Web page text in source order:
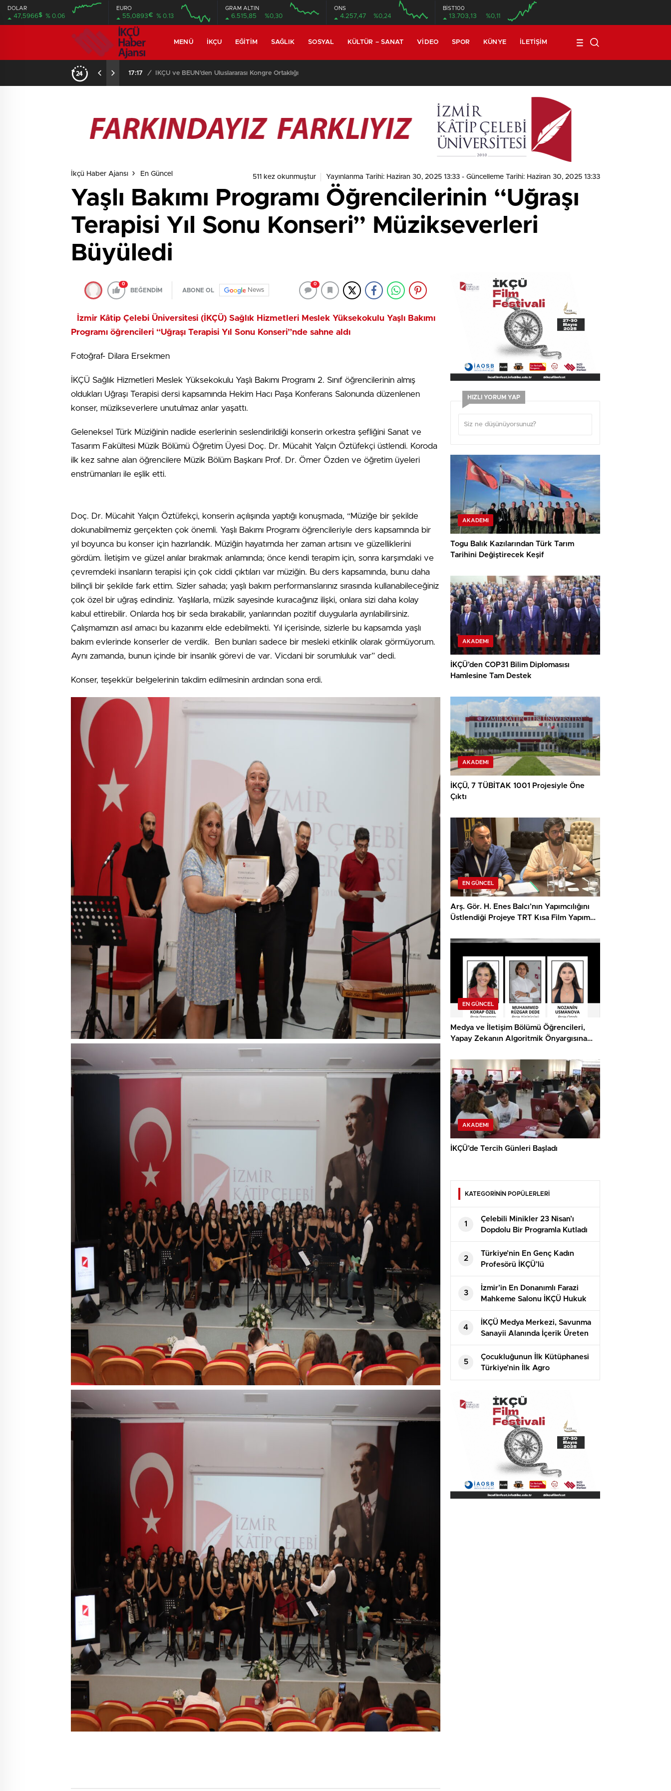
DOLAR
47,5966$ % 0.06
EURO
55,0893€ % 0.13
GRAM ALTIN
6.515,85 %0,30
ONS
4.257,47 %0,24
BİST100
13.703,13 %0,11
MENÜ İKÇU EĞITIM SAĞLIK SOSYAL KÜLTÜR – SANAT VIDEO SPOR KÜNYE İLETIŞIM
17:17 / İKÇÜ ve BEUN’den Uluslararası Kongre Ortaklığı
İkçü Haber Ajansı En Güncel 511 kez okunmuştur Yayınlanma Tarihi: Haziran 30, 2025 13:33 - Güncelleme Tarihi: Haziran 30, 2025 13:33
Yaşlı Bakımı Programı Öğrencilerinin “Uğraşı
Terapisi Yıl Sonu Konseri” Müzikseverleri
Büyüledi
0
BEĞENDİM ABONE OL News
0
İzmir Kâtip Çelebi Üniversitesi (İKÇÜ) Sağlık Hizmetleri Meslek Yüksekokulu Yaşlı Bakımı
Programı öğrencileri “Uğraşı Terapisi Yıl Sonu Konseri”nde sahne aldı
Fotoğraf- Dilara Ersekmen
İKÇÜ Sağlık Hizmetleri Meslek Yüksekokulu Yaşlı Bakımı Programı 2. Sınıf öğrencilerinin almış
oldukları Uğraşı Terapisi dersi kapsamında Hekim Hacı Paşa Konferans Salonunda düzenlenen
konser, müzikseverlere unutulmaz anlar yaşattı.
Geleneksel Türk Müziğinin nadide eserlerinin seslendirildiği konserin orkestra şefliğini Sanat ve
Tasarım Fakültesi Müzik Bölümü Öğretim Üyesi Doç. Dr. Mücahit Yalçın Öztüfekçi üstlendi. Koroda
ilk kez sahne alan öğrencilere Müzik Bölüm Başkanı Prof. Dr. Ömer Özden ve öğretim üyeleri
enstrümanları ile eşlik etti.
Doç. Dr. Mücahit Yalçın Öztüfekçi, konserin açılışında yaptığı konuşmada, “Müziğe bir şekilde
dokunabilmemiz gerçekten çok önemli. Yaşlı Bakımı Programı öğrencileriyle ders kapsamında bir
yıl boyunca bu konser için hazırlandık. Müziğin hayatımda her zaman artısını ve güzelliklerini
gördüm. İletişim ve güzel anılar bırakmak anlamında; önce kendi terapim için, sonra karşımdaki ve
çevremdeki insanların terapisi için çok ciddi çıktıları var müziğin. Bu ders kapsamında, bunu daha
bilinçli bir şekilde fark ettim. Sizler sahada; yaşlı bakım performanslarınız sırasında kullanabileceğiniz
çok özel bir uğraş edindiniz. Yaşlılarla, müzik sayesinde kuracağınız ilişki, onlara sizi daha kolay
kabul ettirebilir. Onlarda hoş bir seda bırakabilir, yanlarından pozitif duygularla ayrılabilirsiniz.
Çalışmamızın asıl amacı bu kazanımı elde edebilmekti. Yıl içerisinde, sizlerle bu kapsamda yaşlı
bakım evlerinde konserler de verdik. Ben bunları sadece bir mesleki etkinlik olarak görmüyorum.
Aynı zamanda, bunun içinde bir insanlık görevi de var. Vicdani bir sorumluluk var” dedi.
Konser, teşekkür belgelerinin takdim edilmesinin ardından sona erdi.
HIZLI YORUM YAP
AKADEMI
Togu Balık Kazılarından Türk Tarım
Tarihini Değiştirecek Keşif
AKADEMI
İKÇÜ’den COP31 Bilim Diplomasısı
Hamlesine Tam Destek
AKADEMI
İKÇÜ, 7 TÜBİTAK 1001 Projesiyle Öne
Çıktı
EN GÜNCEL
Arş. Gör. H. Enes Balcı’nın Yapımcılığını
Üstlendiği Projeye TRT Kısa Film Yapım
EN GÜNCEL
Medya ve İletişim Bölümü Öğrencileri,
Yapay Zekanın Algoritmik Önyargısına
AKADEMI
İKÇÜ’de Tercih Günleri Başladı
KATEGORİNİN POPÜLERLERİ
1
Çelebili Minikler 23 Nisan’ı
Dopdolu Bir Programla Kutladı
2
Türkiye’nin En Genç Kadın
Profesörü İKÇÜ’lü
3
İzmir’in En Donanımlı Farazi
Mahkeme Salonu İKÇÜ Hukuk
Fakültesi’nde Açıldı
4
İKÇÜ Medya Merkezi, Savunma
Sanayii Alanında İçerik Üreten
Kaner Kurt’u Ağırladı
5
Çocukluğunun İlk Kütüphanesi
Türkiye’nin İlk Agro
Kütüphanesi Oldu